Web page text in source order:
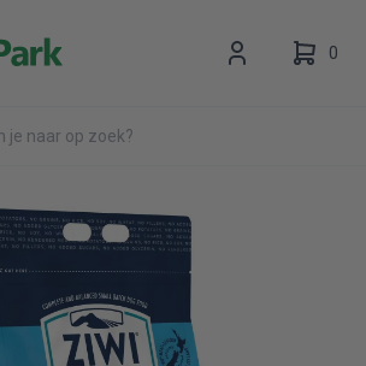
0
is leeg.
Vul hem met producten.